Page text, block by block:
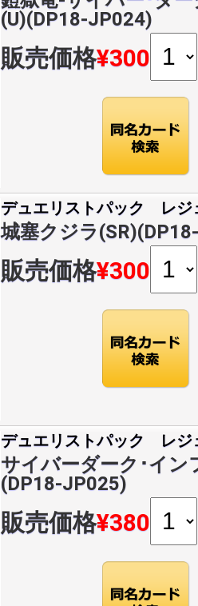
(U)(DP18-JP024)
販売価格¥300
デュエリストパック レジ
城塞クジラ
販売価格¥300
デュエリストパック レジ
サイバーダーク･イン
(DP18-JP025)
販売価格¥380